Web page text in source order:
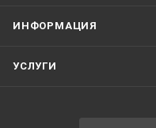
ИНФОРМАЦИЯ
УСЛУГИ